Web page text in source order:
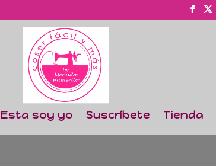
Esta soy yo Suscríbete Tienda